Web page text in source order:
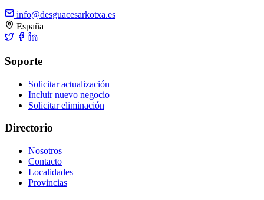
info@desguacesarkotxa.es
España
Soporte
Solicitar actualización
Incluir nuevo negocio
Solicitar eliminación
Directorio
Nosotros
Contacto
Localidades
Provincias